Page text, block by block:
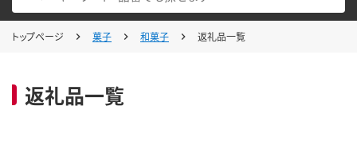
トップページ 菓子 和菓子 返礼品一覧
返礼品一覧